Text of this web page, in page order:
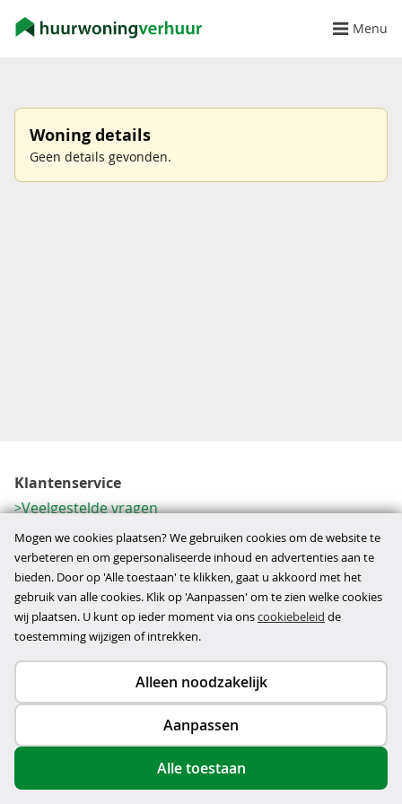
Menu
Woning details
Geen details gevonden.
Klantenservice
Veelgestelde vragen
Contactformulier
Herroeping
Over ons
Bedrijfsgegevens
Werkwijze
Copyright © 2026
privacy- en cookiebeleid
Mogen we cookies plaatsen? We gebruiken cookies om de website te
verbeteren en om gepersonaliseerde inhoud en advertenties aan te
bieden. Door op 'Alle toestaan' te klikken, gaat u akkoord met het
gebruik van alle cookies. Klik op 'Aanpassen' om te zien welke cookies
wij plaatsen. U kunt op ieder moment via onscookiebeleid de
toestemming wijzigen of intrekken.
Alleen noodzakelijk
Aanpassen
Alle toestaan